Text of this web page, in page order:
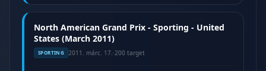
North American Grand Prix - Sporting - United
States (March 2011)
SPORTING 2011. márc. 17. ·200 target